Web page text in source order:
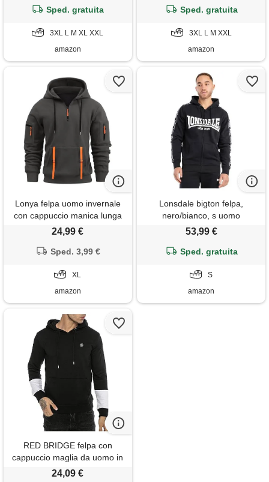
sportiva felpata imbottita
manica lunga nero 3xl
Sped. gratuita
3XL L M XL XXL
amazon
sportiva cotone lavoro felpata
sweatshirt con tasche nero 2xl
Sped. gratuita
3XL L M XXL
amazon
Lonya felpa uomo invernale
con cappuccio manica lunga
1/4 zip hoodie tasca
jogging lavoro pullover grigio
24,99 €
Sped. 3,99 €
XL
amazon
Lonsdale bigton felpa,
nero/bianco, s uomo
53,99 €
Sped. gratuita
S
amazon
RED BRIDGE felpa con
cappuccio maglia da uomo in
cotone zipped hooded nero m
24,09 €